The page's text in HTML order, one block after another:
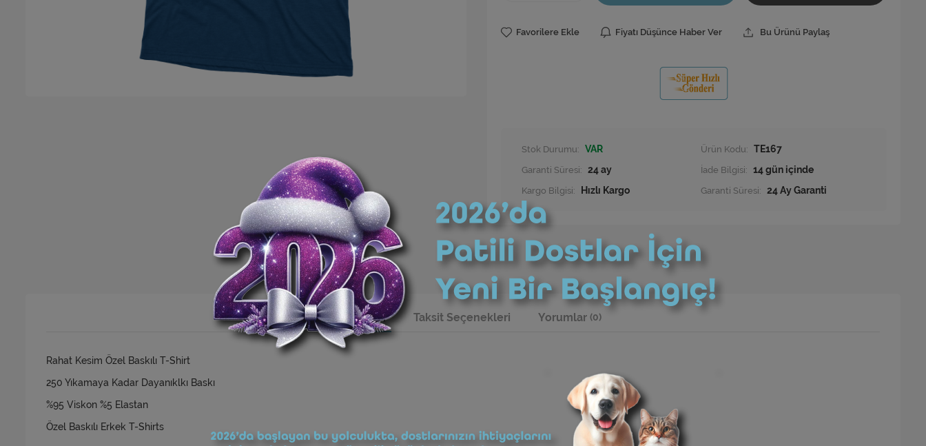
Favorilere Ekle Fiyatı Düşünce Haber Ver Bu Ürünü Paylaş
Stok Durumu: VAR Ürün Kodu: TE167
Garanti Süresi: 24 ay
İade Bilgisi:
Kargo Bilgisi:
Hızlı Kargo Garanti Süresi: 24 Ay Garanti
Ürün Bilgisi Taksit Seçenekleri Yorumlar (0)
Rahat Kesim Özel Baskılı T-Shirt
250 Yıkamaya Kadar Dayanıklkı Baskı
%95 Viskon %5 Elastan
Özel Baskılı Erkek T-Shirts